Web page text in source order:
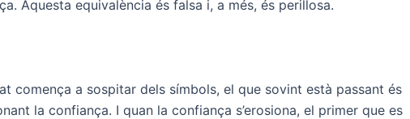
Aquesta equivalència és falsa i, a més, és perillosa.
comença a sospitar dels símbols, el que sovint està passant és
la confiança. I quan la confiança s’erosiona, el primer que es